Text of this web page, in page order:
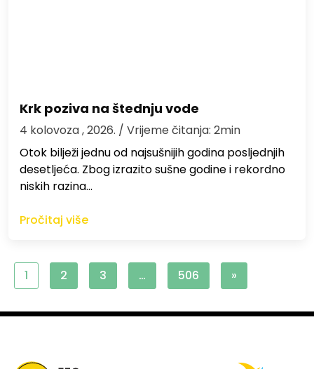
Krk poziva na štednju vode
4 kolovoza , 2026. / Vrijeme čitanja: 2min
Otok bilježi jednu od najsušnijih godina posljednjih
desetljeća. Zbog izrazito sušne godine i rekordno
niskih razina…
Pročitaj više
1 2 3 … 506 »